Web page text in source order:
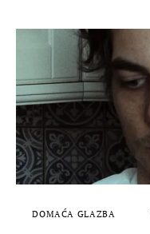
DOMAĆA GLAZBA